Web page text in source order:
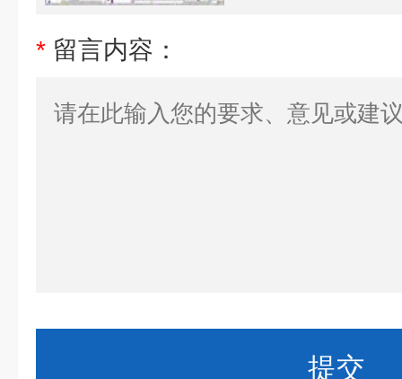
* 留言内容：